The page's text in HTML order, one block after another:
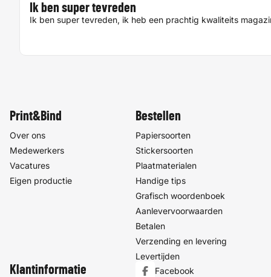
Ik ben super tevreden
Ik ben super tevreden, ik heb een prachtig kwaliteits
Print&Bind
Over ons
Medewerkers
Vacatures
Eigen productie
Bestellen
Papiersoorten
Stickersoorten
Plaatmaterialen
Handige tips
Grafisch woordenboek
Aanlevervoorwaarden
Betalen
Verzending en levering
Levertijden
Klantinformatie Facebook